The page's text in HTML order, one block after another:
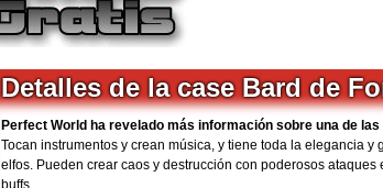
Detalles de la case Bard de
Perfect World ha revelado más información sobre una de
Tocan instrumentos y crean música, y tiene toda la elegancia
elfos. Pueden crear caos y destrucción con poderosos
buffs.